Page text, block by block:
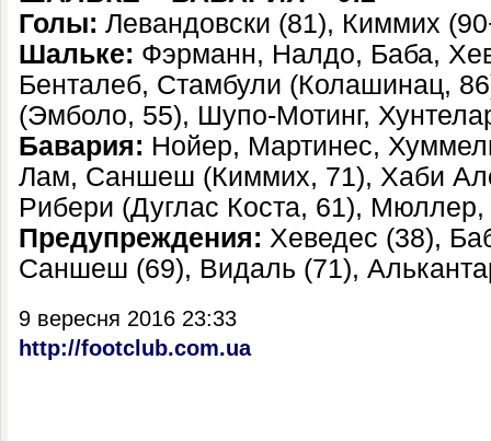
Голы: Левандовски (81), Киммих
Шальке: Фэрманн, Налдо, Баба,
Бенталеб, Стамбули (Колашинац,
(Эмболо, 55), Шупо-Мотинг,
Бавария: Нойер, Мартинес,
Лам, Саншеш (Киммих, 71), Хаби
Рибери (Дуглас Коста, 61), Мюллер,
Предупреждения: Хеведес (38),
Саншеш (69), Видаль (71),
9 вересня 2016 23:33
http://footclub.com.ua